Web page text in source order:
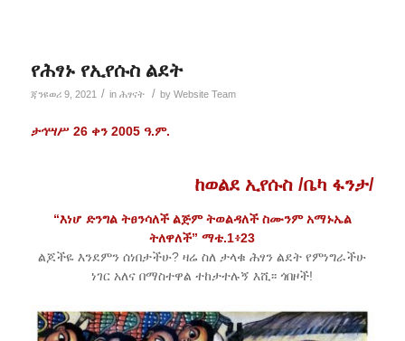
የሕፃኑ የኢየሱስ ልደት
ጃንዩወሪ 9, 2021 / in ሕፃናት / by Website Team
ታኅሣሥ 26 ቀን 2005 ዓ.ም.
ከወልደ ኢየሱስ /ቤካ ፋንታ/
“እነሆ ድንግል ትፀንሳለች ልጅም ትወልዳለች ስሙንም አማኑኤል
ትለዋለች” ማቴ.1፥23
ልጆችዬ እንደምን ሰነበታችሁ? ዛሬ ስለ ታላቁ ሕፃን ልደት የምነግራችሁ
ነገር አለና በማስተዋል ተከታተሉኝ እሺ፡፡ ጎበዞች!